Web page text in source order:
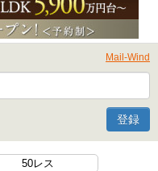
Mail-Wind
登録
50レス